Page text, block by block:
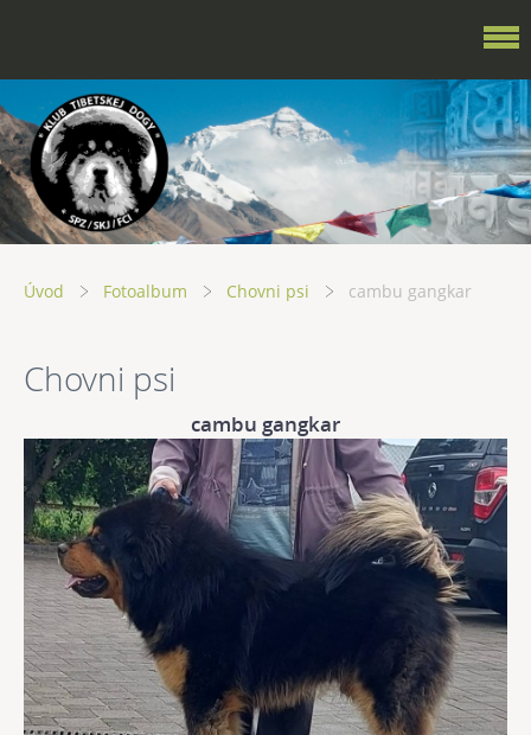
Úvod Fotoalbum Chovni psi cambu gangkar
Chovni psi
cambu gangkar